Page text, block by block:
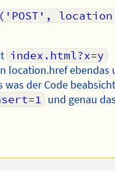
index.html?x=y
location.href ebendas
was der Code
und genau